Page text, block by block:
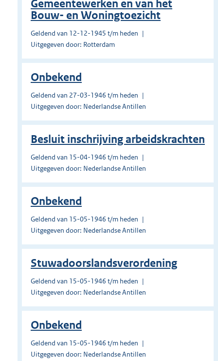
Gemeentewerken en van het
Bouw- en Woningtoezicht
Geldend van 12-12-1945 t/m heden
Uitgegeven door: Rotterdam
Onbekend
Geldend van 27-03-1946 t/m heden
Uitgegeven door: Nederlandse Antillen
Besluit inschrijving arbeidskrachten
Geldend van 15-04-1946 t/m heden
Uitgegeven door: Nederlandse Antillen
Onbekend
Geldend van 15-05-1946 t/m heden
Uitgegeven door: Nederlandse Antillen
Stuwadoorslandsverordening
Geldend van 15-05-1946 t/m heden
Uitgegeven door: Nederlandse Antillen
Onbekend
Geldend van 15-05-1946 t/m heden
Uitgegeven door: Nederlandse Antillen